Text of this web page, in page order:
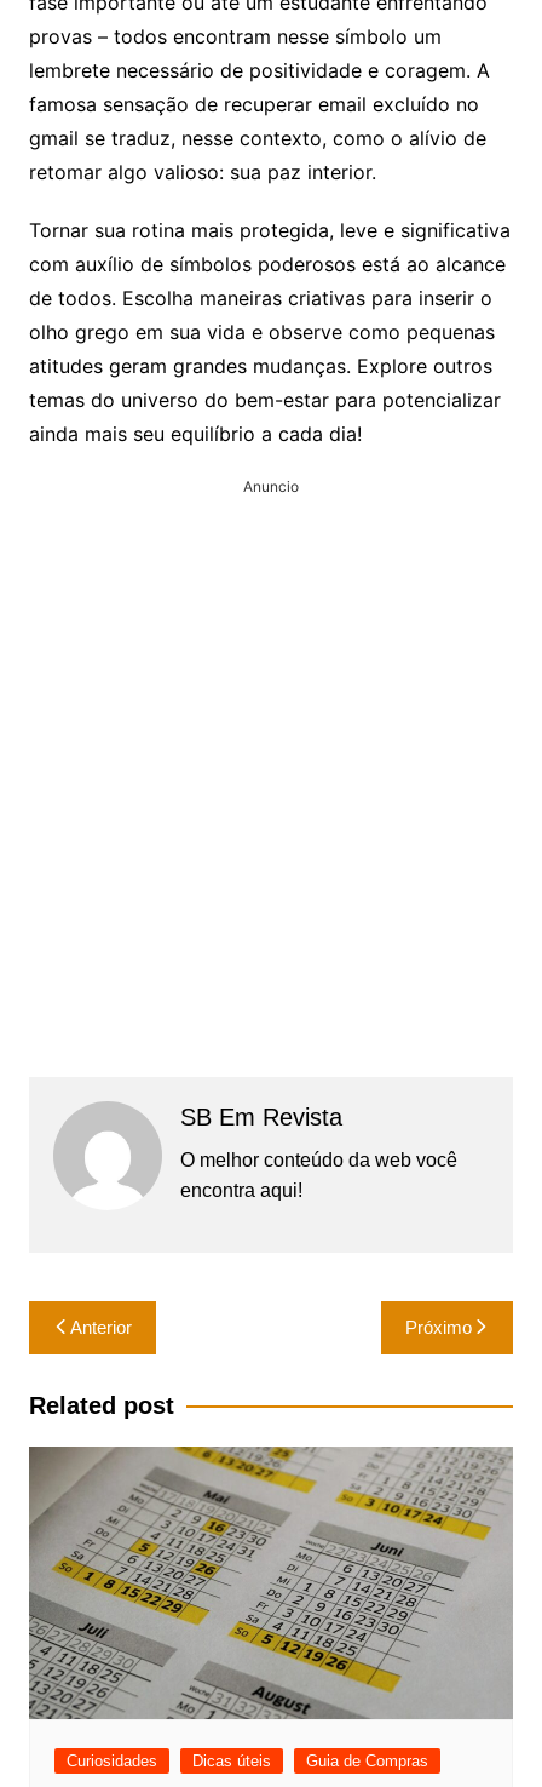
provas – todos encontram nesse símbolo um
lembrete necessário de positividade e coragem. A
famosa sensação de recuperar email excluído no
gmail se traduz, nesse contexto, como o alívio de
retomar algo valioso: sua paz interior.
Tornar sua rotina mais protegida, leve e significativa
com auxílio de símbolos poderosos está ao alcance
de todos. Escolha maneiras criativas para inserir o
olho grego em sua vida e observe como pequenas
atitudes geram grandes mudanças. Explore outros
temas do universo do bem-estar para potencializar
ainda mais seu equilíbrio a cada dia!
Anuncio
SB Em Revista
O melhor conteúdo da web você
encontra aqui!
Navegação
de
Post
Anterior Próximo
Related post
Curiosidades Dicas úteis Guia de Compras